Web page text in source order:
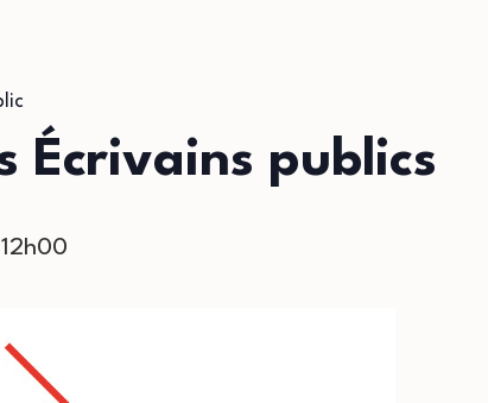
Écrivains publics
12h00